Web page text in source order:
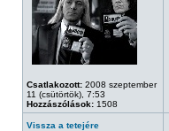
Csatlakozott: 2008 szeptember
11 (csütörtök), 7:53
Hozzászólások: 1508
Vissza a tetejére